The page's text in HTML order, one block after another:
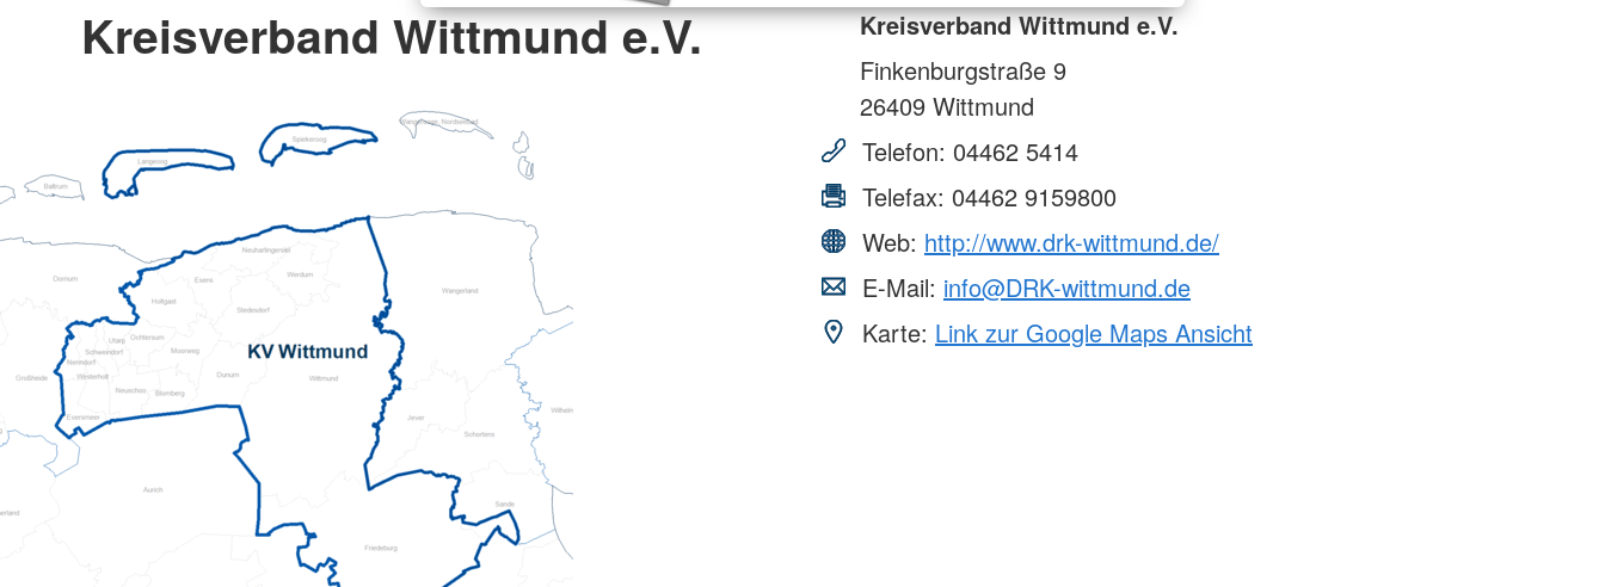
Kreisverband Wittmund e.V.
Kreisverband Wittmund e.V.
Finkenburgstraße 9
26409 Wittmund
Telefon: 04462 5414
Telefax: 04462 9159800
Web: http://www.drk-wittmund.de/
E-Mail: info@DRK-wittmund.de
Karte: Link zur Google Maps Ansicht